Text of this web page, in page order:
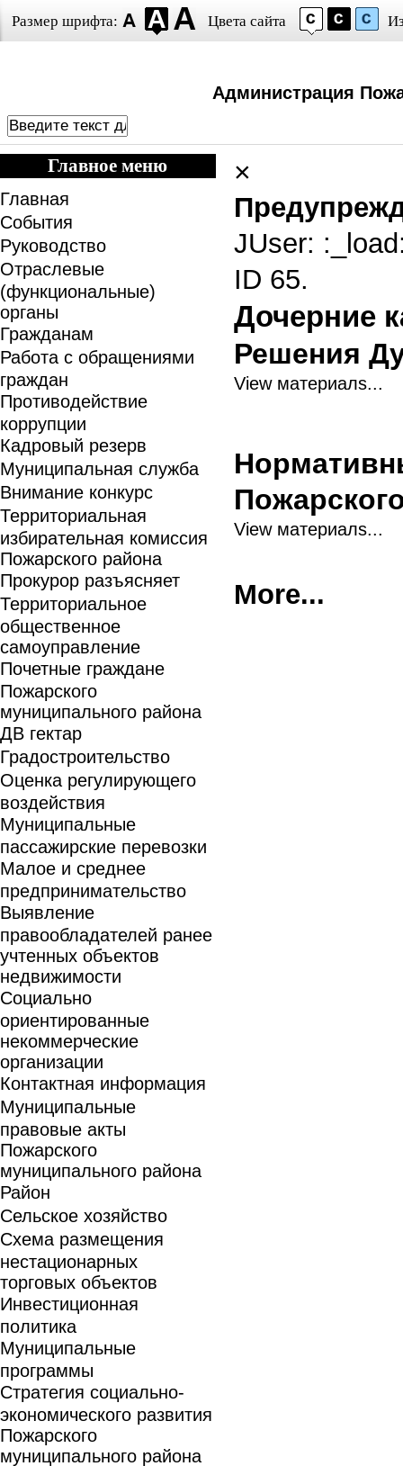
Размер шрифта: Цвета сайта
Администрация
Главное меню
Главная
События
Руководство
Отраслевые
(функциональные)
органы
Гражданам
Работа с обращениями
граждан
Противодействие
коррупции
Кадровый резерв
Муниципальная служба
Внимание конкурс
Территориальная
избирательная комиссия
Пожарского района
Прокурор разъясняет
Территориальное
общественное
самоуправление
Почетные граждане
Пожарского
муниципального района
ДВ гектар
Градостроительство
Оценка регулирующего
воздействия
Муниципальные
пассажирские перевозки
Малое и среднее
предпринимательство
Выявление
правообладателей ранее
учтенных объектов
недвижимости
Социально
ориентированные
некоммерческие
организации
Контактная информация
Муниципальные
правовые акты
Пожарского
муниципального района
Район
Сельское хозяйство
Схема размещения
нестационарных
торговых объектов
Инвестиционная
политика
Муниципальные
программы
Стратегия социально-
экономического развития
Пожарского
муниципального района
×
JUser:
ID 65.
Дочерние
Решения
View материалs...
View материалs...
More...